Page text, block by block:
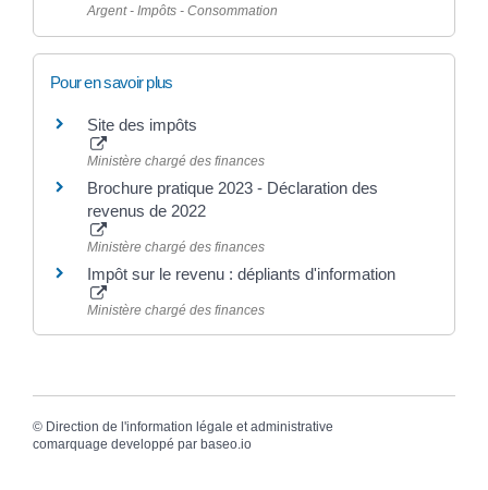
Argent - Impôts - Consommation
Pour en savoir plus
Site des impôts
Ministère chargé des finances
Brochure pratique 2023 - Déclaration des
revenus de 2022
Ministère chargé des finances
Impôt sur le revenu : dépliants d'information
Ministère chargé des finances
© Direction de l'information légale et administrative
comarquage developpé par baseo.io